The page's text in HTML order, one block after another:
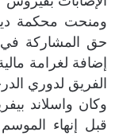
ومنحت محكمة
حق المشاركة في
الفريق لدوري
وكان واسلاند
قبل إنهاء